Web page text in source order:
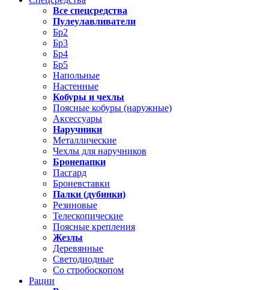
Все спецсредства
Пулеулавливатели
Бр2
Бр3
Бр4
Бр5
Напольные
Настенные
Кобуры и чехлы
Поясные кобуры (наружные)
Аксессуары
Наручники
Металлические
Чехлы для наручников
Бронепапки
Пасгард
Броневставки
Палки (дубинки)
Резиновые
Телескопические
Поясные крепления
Жезлы
Деревянные
Светодиодные
Со стробоскопом
Рации